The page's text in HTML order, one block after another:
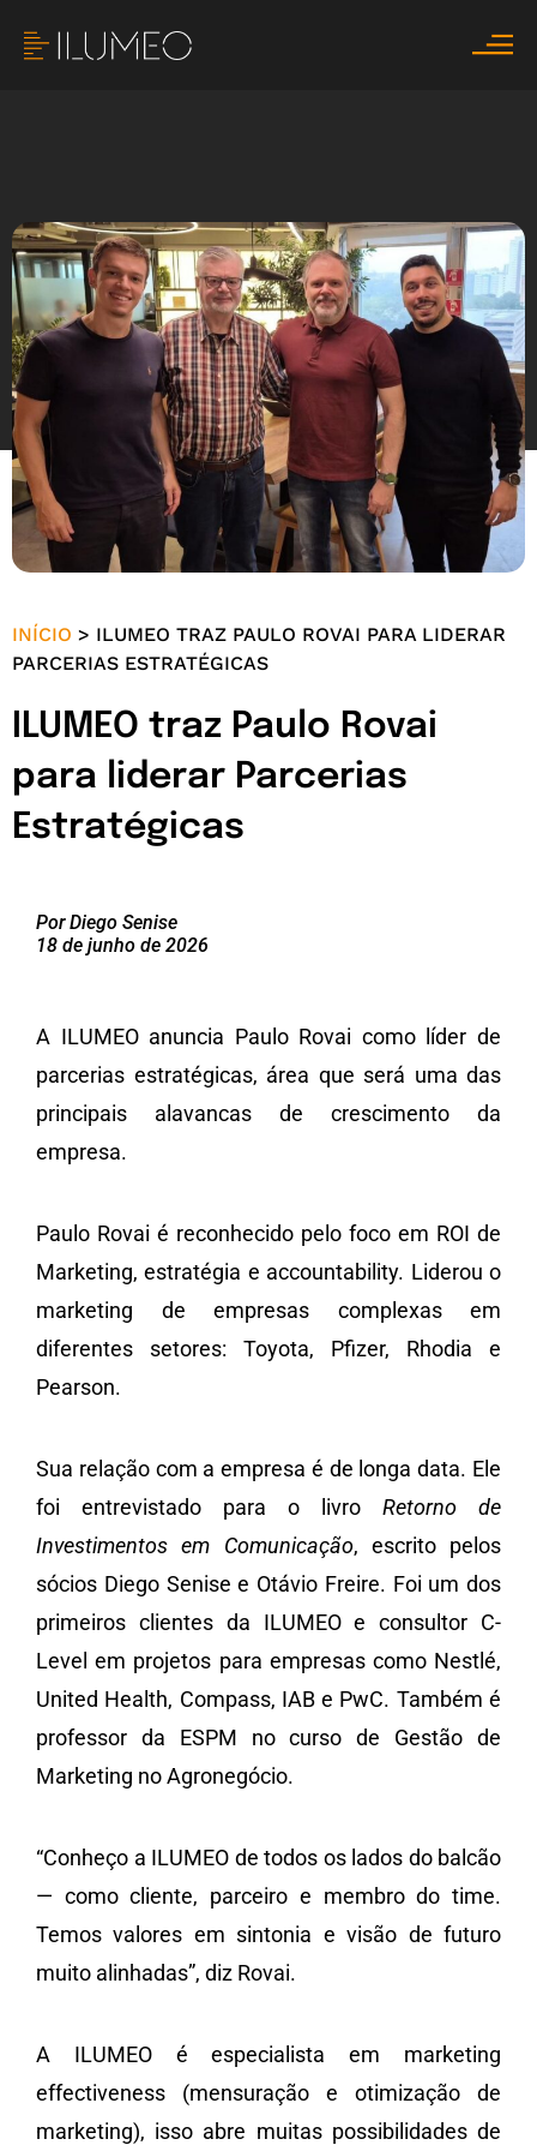
INÍCIO > ILUMEO TRAZ PAULO ROVAI PARA LIDERAR
PARCERIAS ESTRATÉGICAS
ILUMEO traz Paulo Rovai
para liderar Parcerias
Estratégicas
Por Diego Senise
18 de junho de 2026
A ILUMEO anuncia Paulo Rovai como líder de
parcerias estratégicas, área que será uma das
principais alavancas de crescimento da
empresa.
Paulo Rovai é reconhecido pelo foco em ROI de
Marketing, estratégia e accountability. Liderou o
marketing de empresas complexas em
diferentes setores: Toyota, Pfizer, Rhodia e
Pearson.
Sua relação com a empresa é de longa data. Ele
foi entrevistado para o livro Retorno de
Investimentos em Comunicação, escrito pelos
sócios Diego Senise e Otávio Freire. Foi um dos
primeiros clientes da ILUMEO e consultor C-
Level em projetos para empresas como Nestlé,
United Health, Compass, IAB e PwC. Também é
professor da ESPM no curso de Gestão de
Marketing no Agronegócio.
“Conheço a ILUMEO de todos os lados do balcão
— como cliente, parceiro e membro do time.
Temos valores em sintonia e visão de futuro
muito alinhadas”, diz Rovai.
A ILUMEO é especialista em marketing
effectiveness (mensuração e otimização de
marketing), isso abre muitas possibilidades de